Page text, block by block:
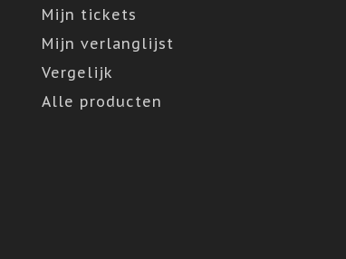
Mijn tickets
Mijn verlanglijst
Vergelijk
Alle producten